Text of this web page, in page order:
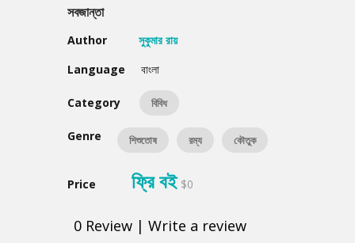
সবজান্তা
Author
সুকুমার রায়
Language
বাংলা
Category বিবিধ
Genre শিশুতোষ রম্য কৌতুক
Price ফ্রি বই $0
0 Review | Write a review